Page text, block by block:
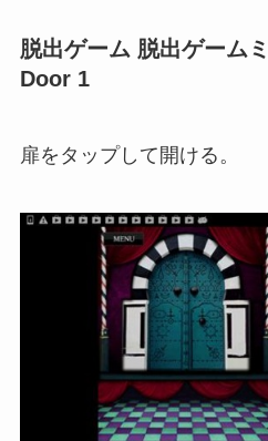
脱出ゲーム 脱出ゲーム
Door 1
扉をタップして開ける。